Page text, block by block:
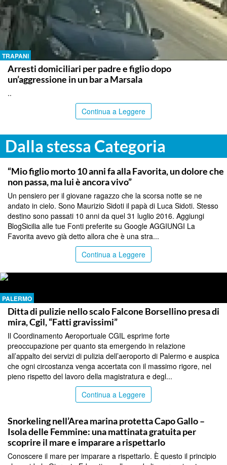
TRAPANI
Arresti domiciliari per padre e figlio dopo
un’aggressione in un bar a Marsala
..
Continua a Leggere
Dalla stessa Categoria
PALERMO
“Mio figlio morto 10 anni fa alla Favorita, un dolore che
non passa, ma lui è ancora vivo”
Un pensiero per il giovane ragazzo che la scorsa notte se ne
andato in cielo. Sono Maurizio Sidoti il papà di Luca Sidoti. Stesso
destino sono passati 10 anni da quel 31 luglio 2016. Aggiungi
BlogSicilia alle tue Fonti preferite su Google AGGIUNGI La
Favorita avevo già detto allora che è una stra...
Continua a Leggere
PALERMO
Ditta di pulizie nello scalo Falcone Borsellino presa di
mira, Cgil, “Fatti gravissimi”
Il Coordinamento Aeroportuale CGIL esprime forte
preoccupazione per quanto sta emergendo in relazione
all’appalto dei servizi di pulizia dell’aeroporto di Palermo e auspica
che ogni circostanza venga accertata con il massimo rigore, nel
pieno rispetto del lavoro della magistratura e degl...
Continua a Leggere
Snorkeling nell’Area marina protetta Capo Gallo –
Isola delle Femmine: una mattinata gratuita per
scoprire il mare e imparare a rispettarlo
Conoscere il mare per imparare a rispettarlo. È questo il principio